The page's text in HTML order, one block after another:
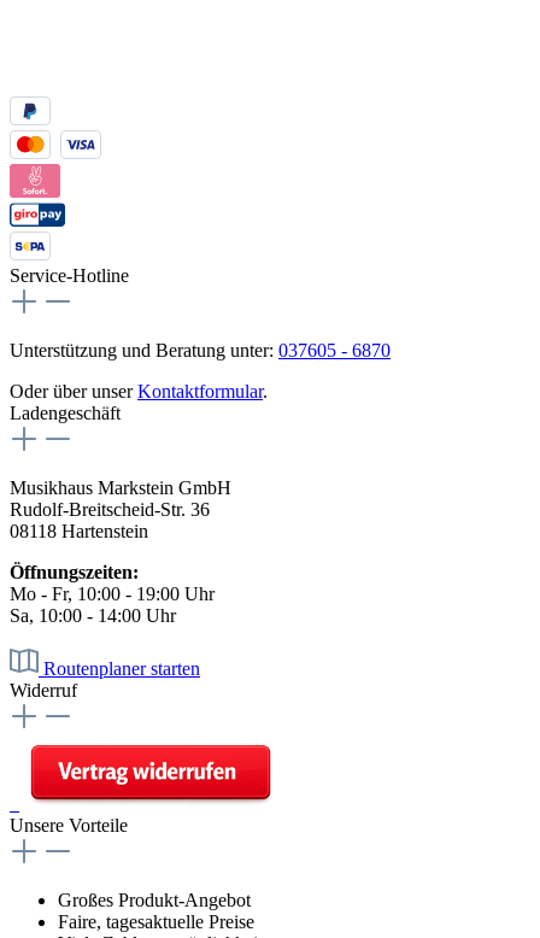
Service-Hotline
Unterstützung und Beratung unter: 037605 - 6870
Oder über unserKontaktformular.
Ladengeschäft
Musikhaus Markstein GmbH
Rudolf-Breitscheid-Str. 36
08118 Hartenstein
Öffnungszeiten:
Mo - Fr, 10:00 - 19:00 Uhr
Sa, 10:00 - 14:00 Uhr
Routenplaner starten
Widerruf
Unsere Vorteile
Großes Produkt-Angebot
Faire, tagesaktuelle Preise